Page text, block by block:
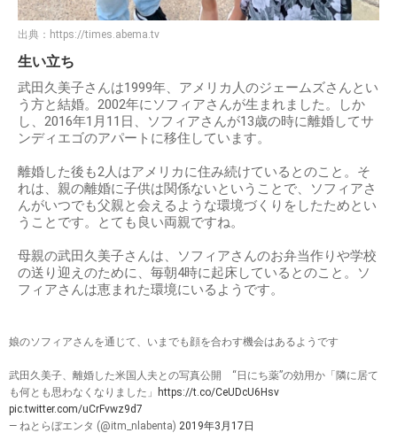
出典： https://times.abema.tv
生い立ち
武田久美子さんは1999年、アメリカ人のジェームズさんとい
う方と結婚。2002年にソフィアさんが生まれました。しか
し、2016年1月11日、ソフィアさんが13歳の時に離婚してサ
ンディエゴのアパートに移住しています。
離婚した後も2人はアメリカに住み続けているとのこと。そ
れは、親の離婚に子供は関係ないということで、ソフィアさ
んがいつでも父親と会えるような環境づくりをしたためとい
うことです。とても良い両親ですね。
母親の武田久美子さんは、ソフィアさんのお弁当作りや学校
の送り迎えのために、毎朝4時に起床しているとのこと。ソ
フィアさんは恵まれた環境にいるようです。
娘のソフィアさんを通じて、いまでも顔を合わす機会はあるようです
武田久美子、離婚した米国人夫との写真公開 “日にち薬”の効用か「隣に居て
も何とも思わなくなりました」
https://t.co/CeUDcU6Hsv
pic.twitter.com/uCrFvwz9d7
— ねとらぼエンタ (@itm_nlabenta) 2019年3月17日